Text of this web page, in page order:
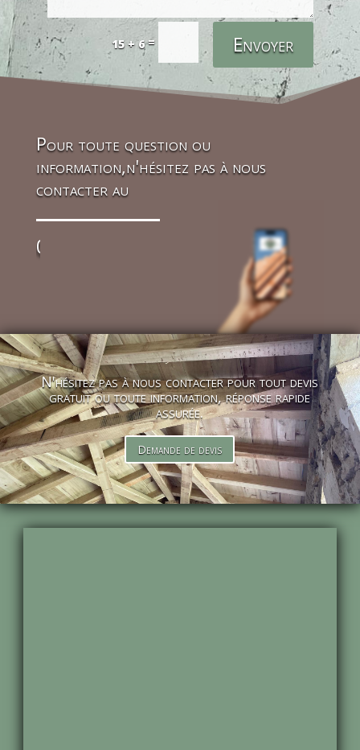
15 + 6= Envoyer
Pour toute question ou
information,n'hésitez pas à nous
contacter au
07 86 13 71 83
N'hésitez pas à nous contacter pour tout devis
gratuit ou toute information, réponse rapide
assurée.
Demande de devis